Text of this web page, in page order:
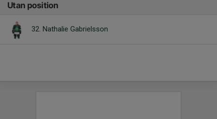
Utan position
32. Nathalie Gabrielsson